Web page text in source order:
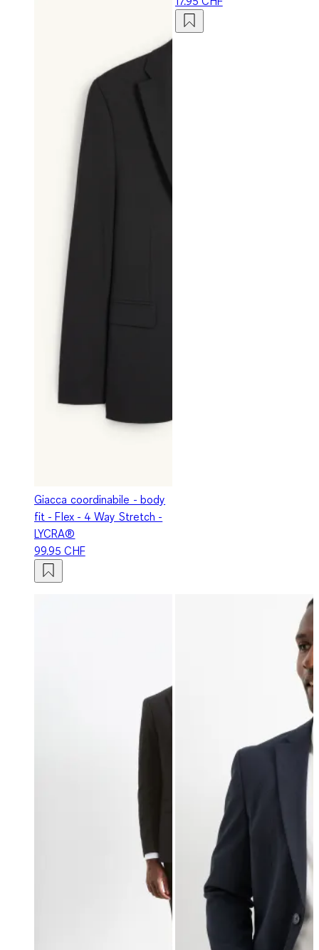
Giacca coordinabile - body
fit - Flex - 4 Way Stretch -
LYCRA®
99.95 CHF